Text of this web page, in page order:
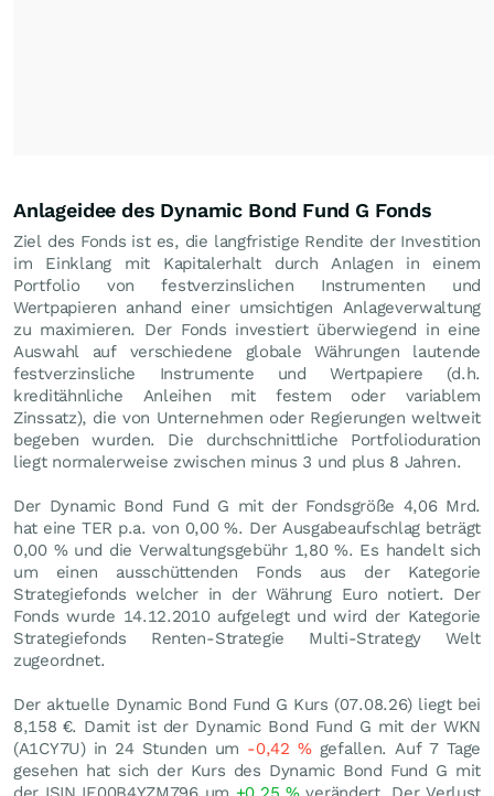
Anlageidee des Dynamic Bond Fund G Fonds
Ziel des Fonds ist es, die langfristige Rendite der Investition
im Einklang mit Kapitalerhalt durch Anlagen in einem
Portfolio von festverzinslichen Instrumenten und
Wertpapieren anhand einer umsichtigen Anlageverwaltung
zu maximieren. Der Fonds investiert überwiegend in eine
Auswahl auf verschiedene globale Währungen lautende
festverzinsliche Instrumente und Wertpapiere (d.h.
kreditähnliche Anleihen mit festem oder variablem
Zinssatz), die von Unternehmen oder Regierungen weltweit
begeben wurden. Die durchschnittliche Portfolioduration
liegt normalerweise zwischen minus 3 und plus 8 Jahren.
Der Dynamic Bond Fund G mit der Fondsgröße 4,06 Mrd.
hat eine TER p.a. von 0,00 %. Der Ausgabeaufschlag beträgt
0,00 % und die Verwaltungsgebühr 1,80 %. Es handelt sich
um einen ausschüttenden Fonds aus der Kategorie
Strategiefonds welcher in der Währung Euro notiert. Der
Fonds wurde 14.12.2010 aufgelegt und wird der Kategorie
Strategiefonds Renten-Strategie Multi-Strategy Welt
zugeordnet.
Der aktuelle Dynamic Bond Fund G Kurs (07.08.26) liegt bei
8,158 €. Damit ist der Dynamic Bond Fund G mit der WKN
(A1CY7U) in 24 Stunden um -0,42 %gefallen. Auf 7 Tage
gesehen hat sich der Kurs des Dynamic Bond Fund G mit